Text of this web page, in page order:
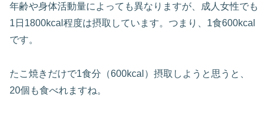
年齢や身体活動量によっても異なりますが、成人女性でも
1日1800kcal程度は摂取しています。つまり、1食600kcal
です。
たこ焼きだけで1食分（600kcal）摂取しようと思うと、
20個も食べれますね。